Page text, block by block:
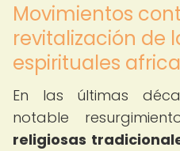
Movimientos
revitalización de
espirituales
En las últimas
notable
religiosas